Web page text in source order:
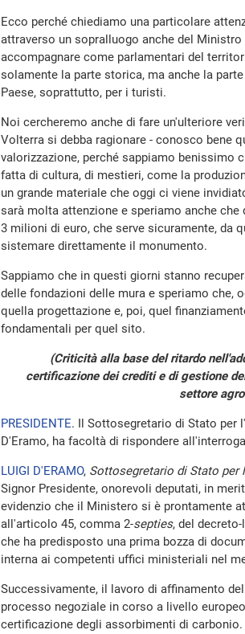
Ecco perché chiediamo una particolare
attraverso un sopralluogo anche del
accompagnare come parlamentari del
solamente la parte storica, ma anche la
Paese, soprattutto, per i turisti.
Noi cercheremo anche di fare un'ulteriore
Volterra si debba ragionare - conosco bene
valorizzazione, perché sappiamo benissimo
fatta di cultura, di mestieri, come la
un grande materiale che oggi ci viene
sarà molta attenzione e speriamo anche
3 milioni di euro, che serve sicuramente, da
sistemare direttamente il monumento.
Sappiamo che in questi giorni stanno
delle fondazioni delle mura e speriamo che,
quella progettazione e, poi, quel
fondamentali per quel sito.
(Criticità alla base del ritardo
certificazione dei crediti e di gestione
settore
PRESIDENTE. Il Sottosegretario di Stato per
D'Eramo, ha facoltà di rispondere
LUIGI D'ERAMO, Sottosegretario di Stato per
Signor Presidente, onorevoli deputati, in
evidenzio che il Ministero si è prontamente
all'articolo 45, comma 2-septies, del
che ha predisposto una prima bozza di
interna ai competenti uffici ministeriali nel
Successivamente, il lavoro di affinamento
processo negoziale in corso a livello
certificazione degli assorbimenti di carbonio.